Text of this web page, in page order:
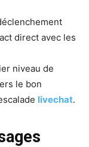
direct avec les
niveau de
le bon
livechat.